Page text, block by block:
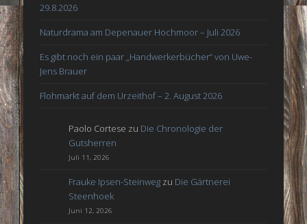
29.8.2026
Naturdrama am Depenauer Hochmoor – Juli 2026
Es gibt noch ein paar „Handwerkerbücher“ von Uwe-
Jens Brauer
Flohmarkt auf dem Urzeithof – 2. August 2026
Paolo Cortese zu Die Chronologie der
Gutsherren
Juli 11, 2026
Frauke Ipsen-Steinweg zu Die Gärtnerei
Steenhoek
Juni 12, 2026